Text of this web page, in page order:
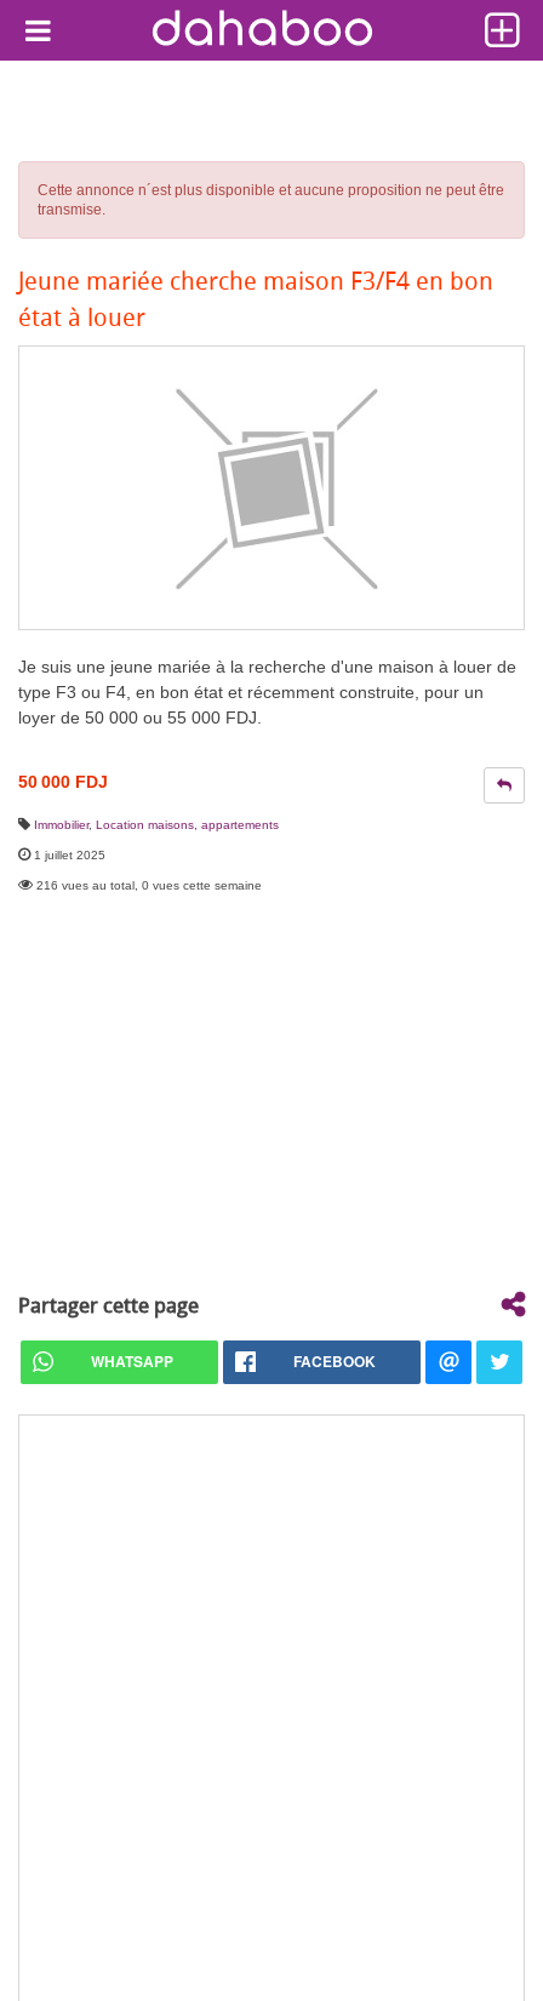
Cette annonce n´est plus disponible et aucune proposition ne peut être
transmise.
Jeune mariée cherche maison F3/F4 en bon
état à louer
Je suis une jeune mariée à la recherche d'une maison à louer de
type F3 ou F4, en bon état et récemment construite, pour un
loyer de 50 000 ou 55 000 FDJ.
50 000 FDJ
Immobilier, Location maisons, appartements
1 juillet 2025
216 vues au total, 0 vues cette semaine
Partager cette page
WHATSAPP FACEBOOK